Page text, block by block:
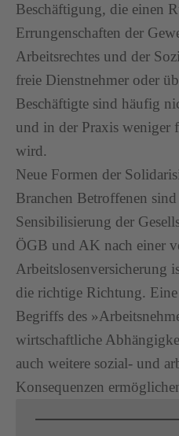
Beschäftigung, die einen
Errungenschaften der
Arbeitsrechtes und der
freie Dienstnehmer oder
Beschäftigte sind häufig
und in der Praxis weniger
wird.
Neue Formen der
Branchen Betroffenen
Sensibilisierung der
ÖGB und AK nach einer
Arbeitslosenversicherung
die richtige Richtung.
Begriffs des
wirtschaftliche
auch weitere sozial- und
Konsequenzen